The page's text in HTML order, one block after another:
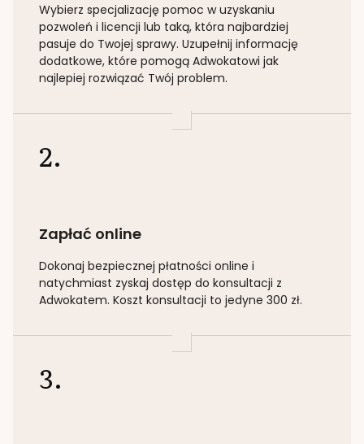
Wybierz specjalizację pomoc w uzyskaniu
pozwoleń i licencji lub taką, która najbardziej
pasuje do Twojej sprawy. Uzupełnij informację
dodatkowe, które pomogą Adwokatowi jak
najlepiej rozwiązać Twój problem.
2.
Zapłać online
Dokonaj bezpiecznej płatności online i
natychmiast zyskaj dostęp do konsultacji z
Adwokatem. Koszt konsultacji to jedyne 300 zł.
3.